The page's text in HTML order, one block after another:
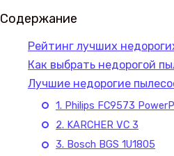
Содержание
Рейтинг лучших
Как выбрать недорогой
Лучшие недорогие
1. Philips FC9573
2. KARCHER VC 3
3. Bosch BGS 1U1805